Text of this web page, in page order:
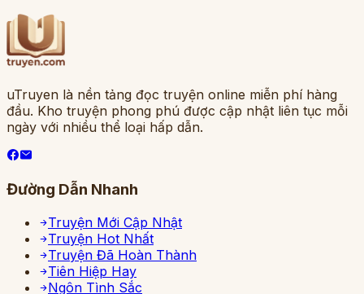
uTruyen là nền tảng đọc truyện online miễn phí hàng
đầu. Kho truyện phong phú được cập nhật liên tục mỗi
ngày với nhiều thể loại hấp dẫn.
Đường Dẫn Nhanh
Truyện Mới Cập Nhật
Truyện Hot Nhất
Truyện Đã Hoàn Thành
Tiên Hiệp Hay
Ngôn Tình Sắc